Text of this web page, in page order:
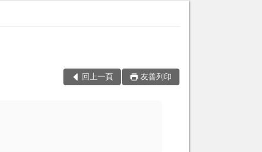
回上一頁 友善列印